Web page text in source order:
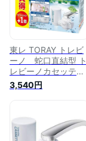
東レ TORAY トレビ
ーノ 蛇口直結型 ト
レビーノカセッティ
シリーズ 家庭用浄水
器＋交換用カートリ
【RCP】 MK308T-
TSET
3,540円